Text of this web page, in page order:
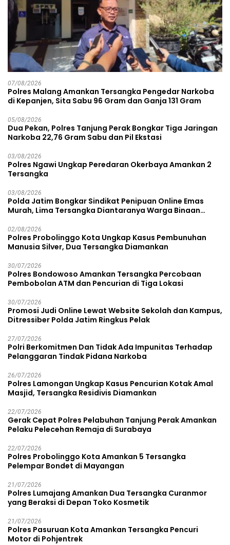
07/08/2026
Polres Malang Amankan Tersangka Pengedar Narkoba
di Kepanjen, Sita Sabu 96 Gram dan Ganja 131 Gram
05/08/2026
Dua Pekan, Polres Tanjung Perak Bongkar Tiga Jaringan
Narkoba 22,76 Gram Sabu dan Pil Ekstasi
03/08/2026
Polres Ngawi Ungkap Peredaran Okerbaya Amankan 2
Tersangka
03/08/2026
Polda Jatim Bongkar Sindikat Penipuan Online Emas
Murah, Lima Tersangka Diantaranya Warga Binaan
02/08/2026
Polres Probolinggo Kota Ungkap Kasus Pembunuhan
Manusia Silver, Dua Tersangka Diamankan
30/07/2026
Polres Bondowoso Amankan Tersangka Percobaan
Pembobolan ATM dan Pencurian di Tiga Lokasi
30/07/2026
Promosi Judi Online Lewat Website Sekolah dan Kampus,
Ditressiber Polda Jatim Ringkus Pelak
27/07/2026
Polri Berkomitmen Dan Tidak Ada Impunitas Terhadap
Pelanggaran Tindak Pidana Narkoba
26/07/2026
Polres Lamongan Ungkap Kasus Pencurian Kotak Amal
Masjid, Tersangka Residivis Diamankan
22/07/2026
Gerak Cepat Polres Pelabuhan Tanjung Perak Amankan
Pelaku Pelecehan Remaja di Surabaya
22/07/2026
Polres Probolinggo Kota Amankan 5 Tersangka
Pelempar Bondet di Mayangan
21/07/2026
Polres Lumajang Amankan Dua Tersangka Curanmor
yang Beraksi di Depan Toko Kosmetik
21/07/2026
Polres Pasuruan Kota Amankan Tersangka Pencuri
Motor di Pohjentrek